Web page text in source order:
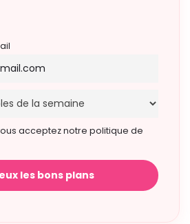
acceptez notre politique de